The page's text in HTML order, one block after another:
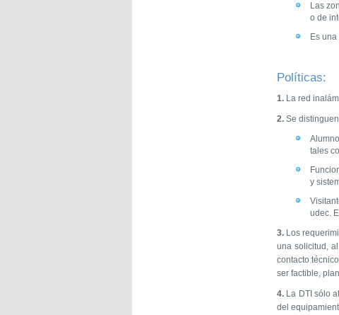
Las
o de
Es
Políticas:
1. La red
2. Se
tales
y
udec.
3. Los
una solicitud,
contacto
ser factible,
4. La DTI sólo
del